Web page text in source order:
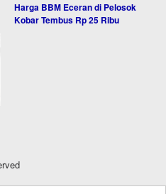
Harga BBM Eceran di Pelosok
Kobar Tembus Rp 25 Ribu